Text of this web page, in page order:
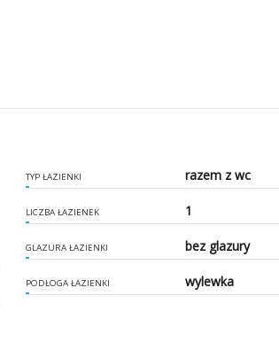
TYP ŁAZIENKI razem z wc
LICZBA ŁAZIENEK 1
GLAZURA ŁAZIENKI bez glazury
PODŁOGA ŁAZIENKI wylewka